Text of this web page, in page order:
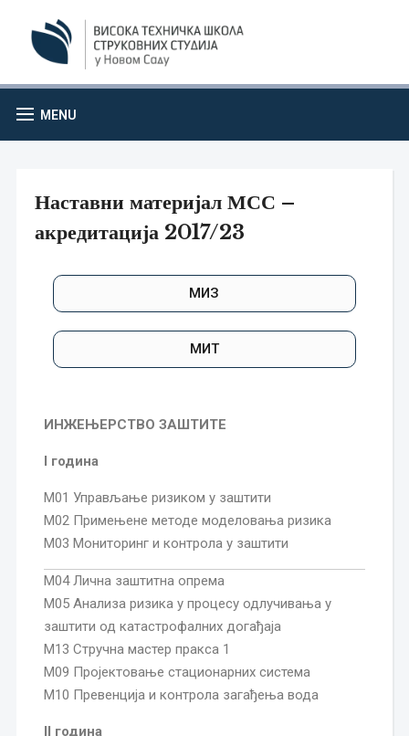
MENU
Наставни материјал МСС –
акредитација 2017/23
МИЗ
МИТ
ИНЖЕЊЕРСТВО ЗАШТИТЕ
I година
М01 Управљање ризиком у заштити
М02 Примењене методе моделовања ризика
М03 Мониторинг и контрола у заштити
М04 Лична заштитна опрема
М05 Анализа ризика у процесу одлучивања у
заштити од катастрофалних догађаја
М13 Стручна мастер пракса 1
М09 Пројектовање стационарних система
М10 Превенција и контрола загађења вода
II година